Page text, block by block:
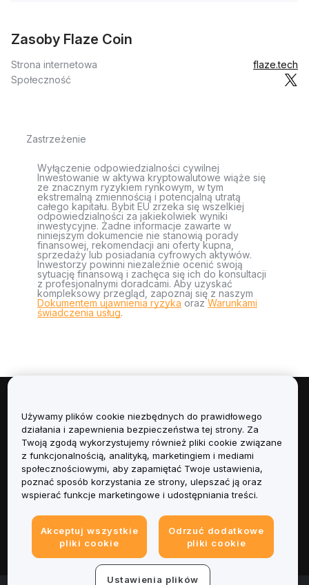
Zasoby Flaze Coin
Strona internetowa
flaze.tech
Społeczność
Zastrzeżenie
Wyłączenie odpowiedzialności cywilnej
Inwestowanie w aktywa kryptowalutowe wiąże się
ze znacznym ryzykiem rynkowym, w tym
ekstremalną zmiennością i potencjalną utratą
całego kapitału. Bybit EU zrzeka się wszelkiej
odpowiedzialności za jakiekolwiek wyniki
inwestycyjne. Żadne informacje zawarte w
niniejszym dokumencie nie stanowią porady
finansowej, rekomendacji ani oferty kupna,
sprzedaży lub posiadania cyfrowych aktywów.
Inwestorzy powinni niezależnie ocenić swoją
sytuację finansową i zachęca się ich do konsultacji
z profesjonalnymi doradcami. Aby uzyskać
kompleksowy przegląd, zapoznaj się z naszym
Dokumentem ujawnienia ryzyka orazWarunkami
świadczenia usług.
Informacje
Usługi
Obsługa Klienta
Informacje prawne
Używamy plików cookie niezbędnych do prawidłowego
działania i zapewnienia bezpieczeństwa tej strony. Za
Twoją zgodą wykorzystujemy również pliki cookie związane
z funkcjonalnością, analityką, marketingiem i mediami
społecznościowymi, aby zapamiętać Twoje ustawienia,
poznać sposób korzystania ze strony, ulepszać ją oraz
wspierać funkcje marketingowe i udostępniania treści.
Akceptuj wszystkie
pliki cookie
Odrzuć dodatkowe
pliki cookie
Ustawienia plików